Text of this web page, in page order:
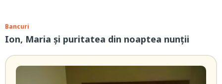
Bancuri
Ion, Maria și puritatea din noaptea nunții